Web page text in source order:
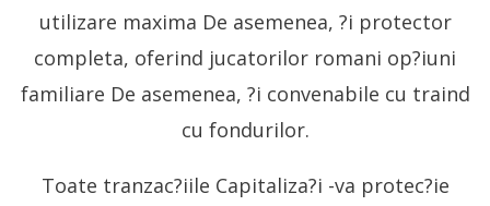
utilizare maxima De asemenea, ?i protector
completa, oferind jucatorilor romani op?iuni
familiare De asemenea, ?i convenabile cu traind
cu fondurilor.
Toate tranzac?iile Capitaliza?i -va protec?ie